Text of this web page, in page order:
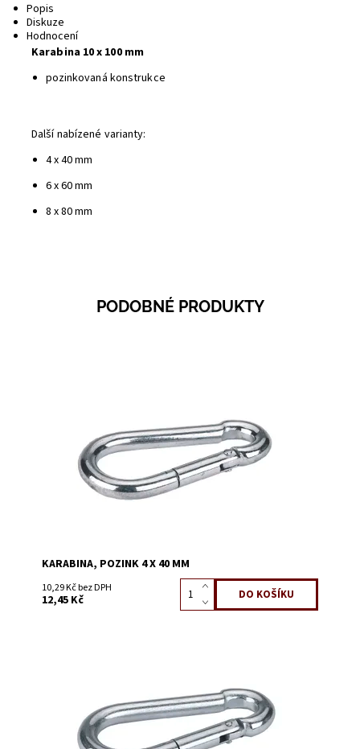
Popis
Diskuze
Hodnocení
Karabina 10 x 100 mm
pozinkovaná konstrukce
Další nabízené varianty:
4 x 40 mm
6 x 60 mm
8 x 80 mm
PODOBNÉ PRODUKTY
KARABINA, POZINK 4 X 40 MM
10,29 Kč bez DPH
12,45 Kč